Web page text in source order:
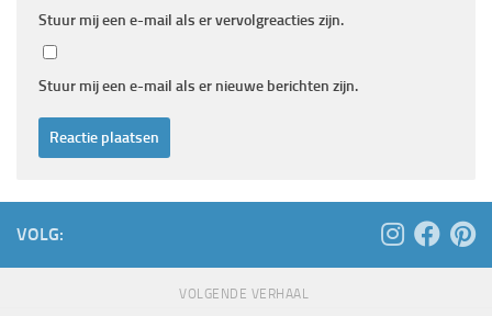
Stuur mij een e-mail als er vervolgreacties zijn.
Stuur mij een e-mail als er nieuwe berichten zijn.
VOLG:
VOLGENDE VERHAAL